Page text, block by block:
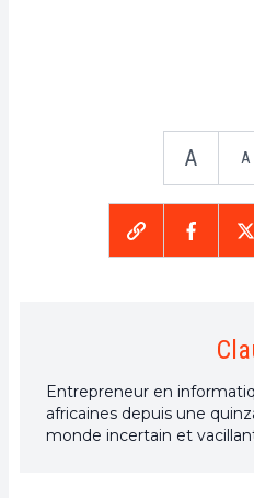
A A
Entrepreneur en
africaines depuis une
monde incertain et